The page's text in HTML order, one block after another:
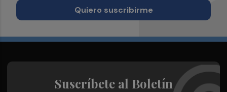
Quiero suscribirme
Suscríbete al Boletín